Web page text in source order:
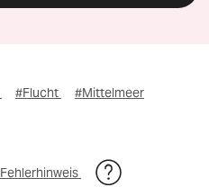
#Flucht
#Mittelmeer
Fehlerhinweis